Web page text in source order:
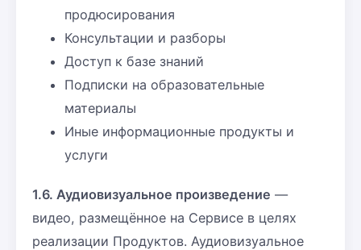
продюсирования
Консультации и разборы
Доступ к базе знаний
Подписки на образовательные
материалы
Иные информационные продукты и
услуги
1.6. Аудиовизуальное произведение —
видео, размещённое на Сервисе в целях
реализации Продуктов. Аудиовизуальное